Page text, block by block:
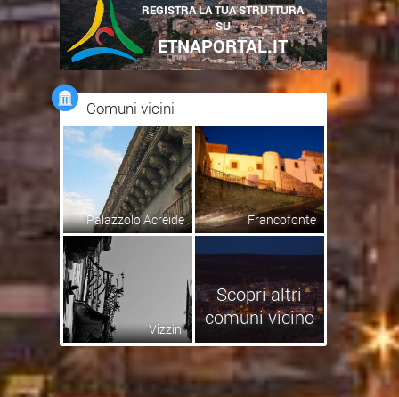
REGISTRA LA TUA STRUTTURA
SU
ETNAPORTAL.IT
Comuni vicini
Palazzolo Acreide Francofonte
Vizzini
Scopri altri
comuni vicino